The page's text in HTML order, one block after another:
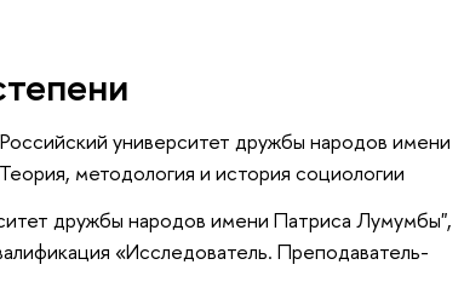
университет дружбы народов имени
методология и история социологии
дружбы народов имени Патриса Лумумбы",
«Исследователь. Преподаватель-